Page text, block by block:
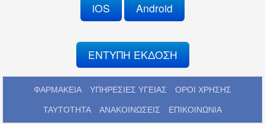
iOS Android
ΕΝΤΥΠΗ ΕΚΔΟΣΗ
ΦΑΡΜΑΚΕΙΑ ΥΠΗΡΕΣΙΕΣ ΥΓΕΙΑΣ ΟΡΟΙ ΧΡΗΣΗΣ
ΤΑΥΤΟΤΗΤΑ ΑΝΑΚΟΙΝΩΣΕΙΣ ΕΠΙΚΟΙΝΩΝΙΑ